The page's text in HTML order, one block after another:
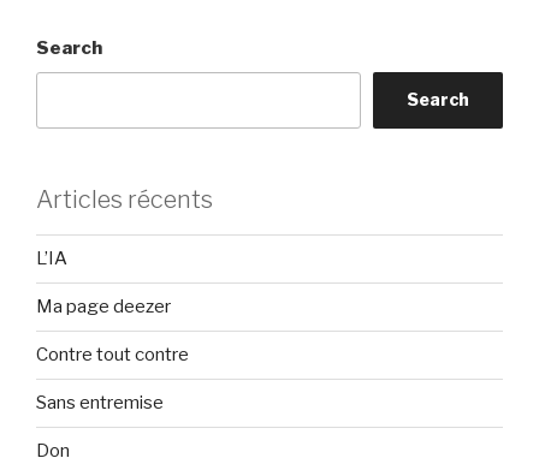
Search
Search
Articles récents
L’IA
Ma page deezer
Contre tout contre
Sans entremise
Don